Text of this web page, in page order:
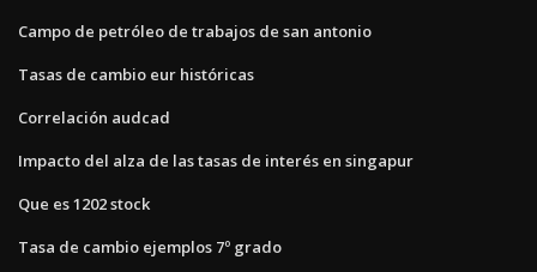
Campo de petróleo de trabajos de san antonio
Tasas de cambio eur históricas
Correlación audcad
Impacto del alza de las tasas de interés en singapur
Que es 1202 stock
Tasa de cambio ejemplos 7º grado